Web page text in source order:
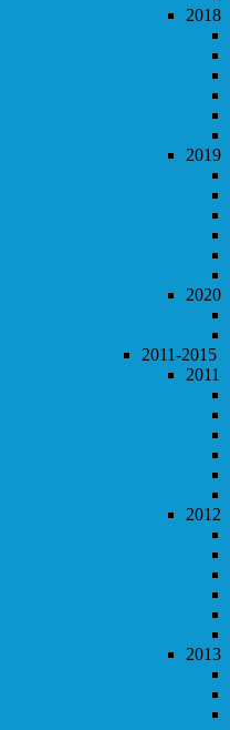
2018
2019
2020
2011-2015
2011
2012
2013